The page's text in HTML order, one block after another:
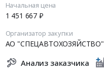
Начальная цена
1 451 667 ₽
Организатор закупки
АО "СПЕЦАВТОХОЗЯЙСТВО"
Анализ заказчика